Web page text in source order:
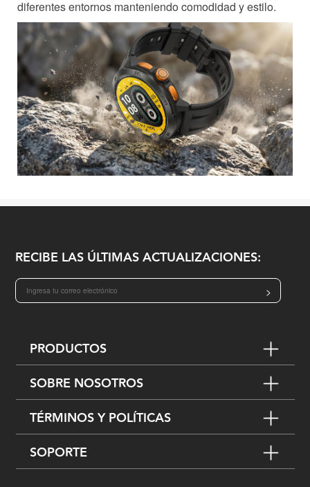
diferentes entornos manteniendo comodidad y estilo.
RECIBE LAS ÚLTIMAS ACTUALIZACIONES:
>
PRODUCTOS
SOBRE NOSOTROS
TÉRMINOS Y POLÍTICAS
SOPORTE